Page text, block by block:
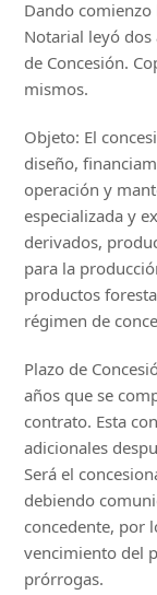
Dando comienzo
Notarial leyó
de Concesión.
mismos.
Objeto: El
diseño,
operación y
especializada y
derivados,
para la
productos
régimen de
Plazo de
años que se
contrato. Esta
adicionales
Será el
debiendo
concedente, por
vencimiento del
prórrogas.